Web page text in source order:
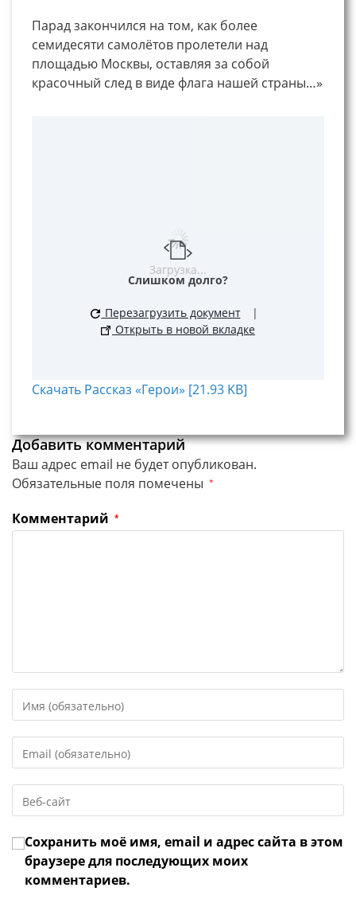
Парад закончился на том, как более
семидесяти самолётов пролетели над
площадью Москвы, оставляя за собой
красочный след в виде флага нашей страны…»
Загрузка...
Слишком долго?
Перезагрузить документ
|
Открыть в новой вкладке
Скачать Рассказ «Герои» [21.93 KB]
Добавить комментарий
Ваш адрес email не будет опубликован.
Обязательные поля помечены *
Комментарий *
свое
или
имя
чтобы
прокомментировать
свой
адрес,
чтобы
URL
веб-
сайта
(необязательно)
Сохранить моё имя, email и адрес сайта в этом
браузере для последующих моих
комментариев.